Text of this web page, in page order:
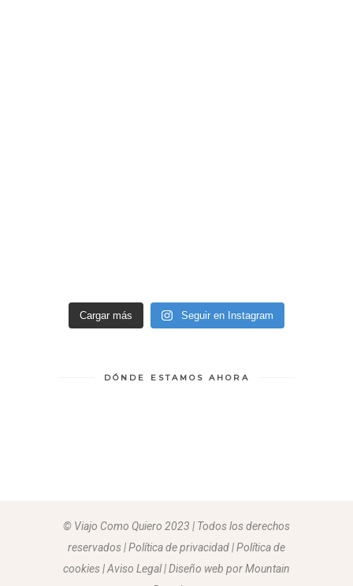
Cargar más Seguir en Instagram
DÓNDE ESTAMOS AHORA
© Viajo Como Quiero 2023 | Todos los derechos
reservados | Política de privacidad | Política de
cookies | Aviso Legal |Diseño web por Mountain